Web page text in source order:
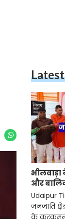
और
Udaipur
जनजाति